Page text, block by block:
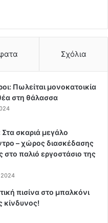
Σχόλια
Πωλείται μονοκατοικία
στη θάλασσα
Στα σκαριά μεγάλο
– χώρος διασκέδασης
στο παλιό εργοστάσιο της
2024
πισίνα στο μπαλκόνι
κίνδυνος!